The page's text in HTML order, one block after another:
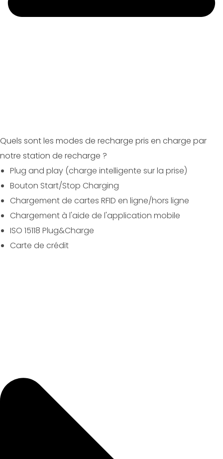
Quels sont les modes de recharge pris en charge par
notre station de recharge ?
Plug and play (charge intelligente sur la prise)
Bouton Start/Stop Charging
Chargement de cartes RFID en ligne/hors ligne
Chargement à l'aide de l'application mobile
ISO 15118 Plug&Charge
Carte de crédit